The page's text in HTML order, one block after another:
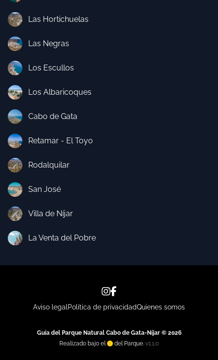
Las Hortichuelas
Las Negras
Los Escullos
Los Albaricoques
Cabo de Gata
Retamar - El Toyo
Rodalquilar
San José
Villa de Níjar
La Venta del Pobre
Aviso legal Política de privacidadQuienes somos
Guía del Parque Natural Cabo de Gata-Níjar © 2026
Realizado bajo el
del Parque. v1.1.0